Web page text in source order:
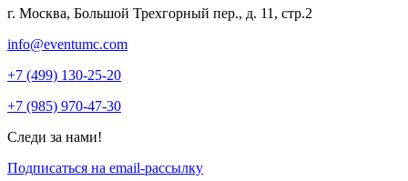
г. Москва, Большой Трехгорный пер., д. 11, стр.2
info@eventumc.com
+7 (499) 130-25-20
+7 (985) 970-47-30
Следи за нами!
Подписаться на email-рассылку